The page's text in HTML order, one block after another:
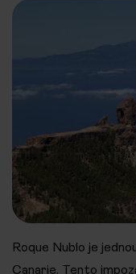
Roque Nublo je
Canarie. Tento